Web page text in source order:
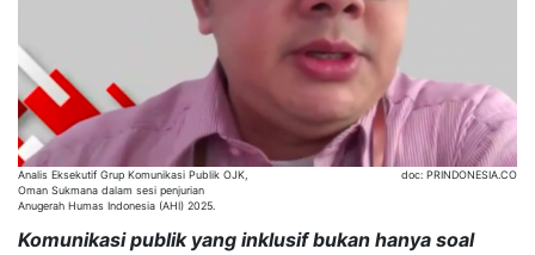
Analis Eksekutif Grup Komunikasi Publik OJK,
Oman Sukmana dalam sesi penjurian
Anugerah Humas Indonesia (AHI) 2025.
doc: PRINDONESIA.CO
Komunikasi publik yang inklusif bukan hanya soal